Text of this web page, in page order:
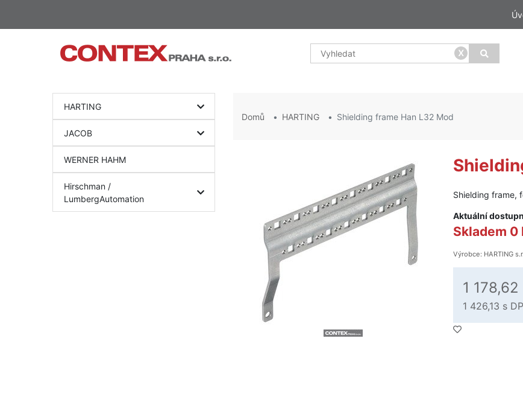
x
HARTING
JACOB
WERNER HAHM
Hirschman /
LumbergAutomation
Domů HARTING Shielding frame Han L32 Mod
Shielding frame,
Aktuální
Skladem 0
Výrobce: HARTING
1 178,62
1 426,13 s